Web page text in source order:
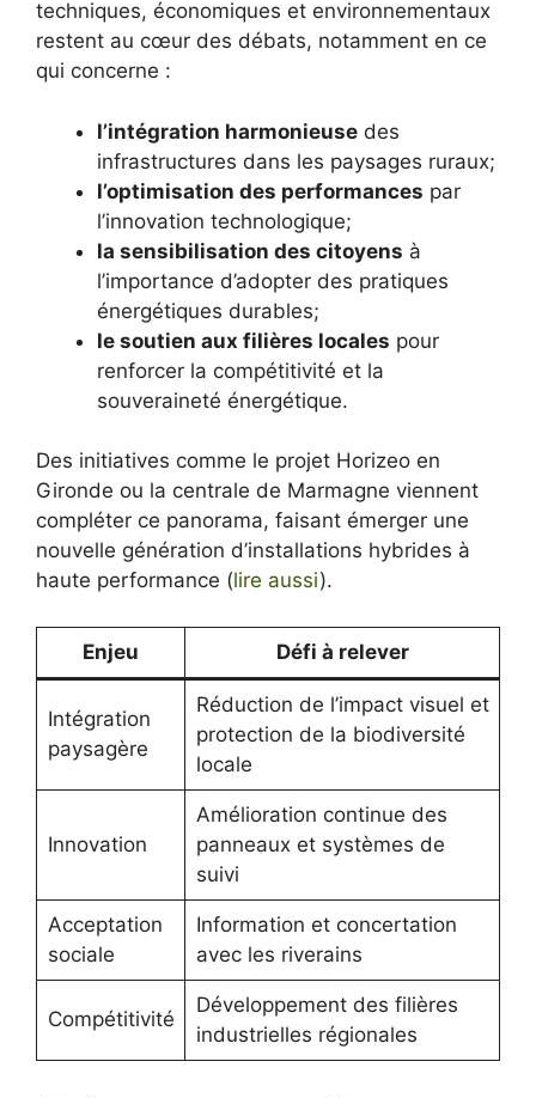
techniques, économiques et environnementaux
restent au cœur des débats, notamment en ce
qui concerne :
l’intégration harmonieuse des
infrastructures dans les paysages ruraux;
l’optimisation des performances par
l’innovation technologique;
la sensibilisation des citoyens à
l’importance d’adopter des pratiques
énergétiques durables;
le soutien aux filières locales pour
renforcer la compétitivité et la
souveraineté énergétique.
Des initiatives comme le projet Horizeo en
Gironde ou la centrale de Marmagne viennent
compléter ce panorama, faisant émerger une
nouvelle génération d’installations hybrides à
haute performance (lire aussi).
Enjeu Défi à relever
Intégration
paysagère
Réduction de l’impact visuel et
protection de la biodiversité
locale
Innovation
Amélioration continue des
panneaux et systèmes de
suivi
Acceptation
sociale
Information et concertation
avec les riverains
Compétitivité
Développement des filières
industrielles régionales